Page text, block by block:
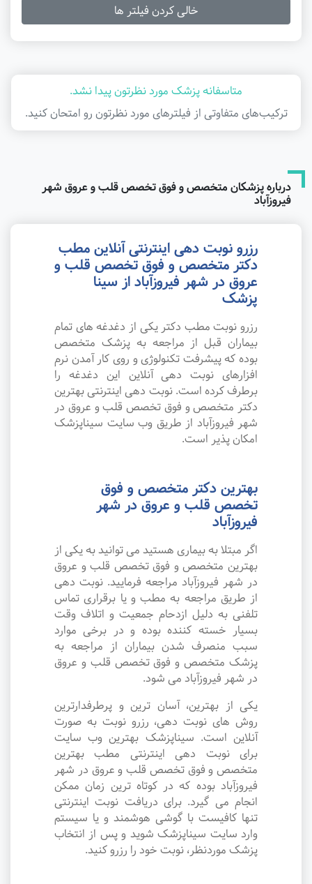
خالی کردن فیلتر ها
متاسفانه پزشک مورد نظرتون پیدا نشد.
ترکیب‌های متفاوتی از فیلتر‌های مورد نظرتون رو امتحان کنید.
درباره پزشکان متخصص و فوق تخصص قلب و عروق شهر
فیروزآباد
رزرو نوبت دهی اینترنتی آنلاین مطب
دکتر متخصص و فوق تخصص قلب و
عروق در شهر فیروزآباد از سینا
پزشک
رزرو نوبت مطب دکتر یکی از دغدغه های تمام
بیماران قبل از مراجعه به پزشک متخصص
بوده که پیشرفت تکنولوژی و روی کار آمدن نرم
افزارهای نوبت دهی آنلاین این دغدغه را
برطرف کرده است. نوبت دهی اینترنتی بهترین
دکتر متخصص و فوق تخصص قلب و عروق در
شهر فیروزآباد از طریق وب سایت سیناپزشک
امکان پذیر است.
بهترین دکتر متخصص و فوق
تخصص قلب و عروق در شهر
فیروزآباد
اگر مبتلا به بیماری هستید می توانید به یکی از
بهترین متخصص و فوق تخصص قلب و عروق
در شهر فیروزآباد مراجعه فرمایید. نوبت دهی
از طریق مراجعه به مطب و یا برقراری تماس
تلفنی به دلیل ازدحام جمعیت و اتلاف وقت
بسیار خسته کننده بوده و در برخی موارد
سبب منصرف شدن بیماران از مراجعه به
پزشک متخصص و فوق تخصص قلب و عروق
در شهر فیروزآباد می شود.
یکی از بهترین، آسان ترین و پرطرفدارترین
روش های نوبت دهی، رزرو نوبت به صورت
آنلاین است. سیناپزشک بهترین وب سایت
برای نوبت دهی اینترنتی مطب بهترین
متخصص و فوق تخصص قلب و عروق در شهر
فیروزآباد بوده که در کوتاه ترین زمان ممکن
انجام می گیرد. برای دریافت نوبت اینترنتی
تنها کافیست با گوشی هوشمند و یا سیستم
وارد سایت سیناپزشک شوید و پس از انتخاب
پزشک موردنظر، نوبت خود را رزرو کنید.